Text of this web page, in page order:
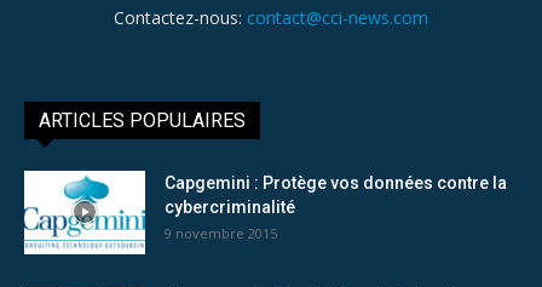
Contactez-nous: contact@cci-news.com
ARTICLES POPULAIRES
Capgemini : Protège vos données contre la
cybercriminalité
9 novembre 2015